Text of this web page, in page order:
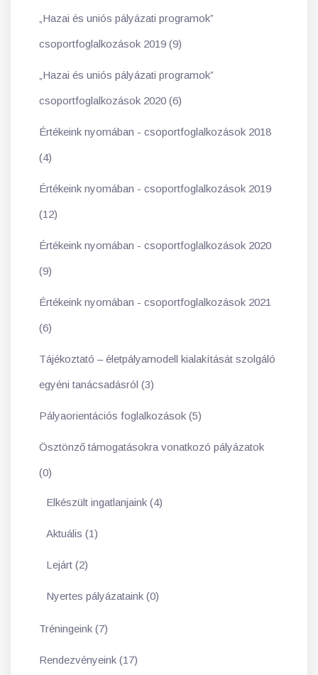
„Hazai és uniós pályázati programok”
csoportfoglalkozások 2019 (9)
„Hazai és uniós pályázati programok”
csoportfoglalkozások 2020 (6)
Értékeink nyomában - csoportfoglalkozások 2018
(4)
Értékeink nyomában - csoportfoglalkozások 2019
(12)
Értékeink nyomában - csoportfoglalkozások 2020
(9)
Értékeink nyomában - csoportfoglalkozások 2021
(6)
Tájékoztató – életpályamodell kialakítását szolgáló
egyéni tanácsadásról (3)
Pályaorientációs foglalkozások (5)
Ösztönző támogatásokra vonatkozó pályázatok
(0)
Elkészült ingatlanjaink (4)
Aktuális (1)
Lejárt (2)
Nyertes pályázataink (0)
Tréningeink (7)
Rendezvényeink (17)